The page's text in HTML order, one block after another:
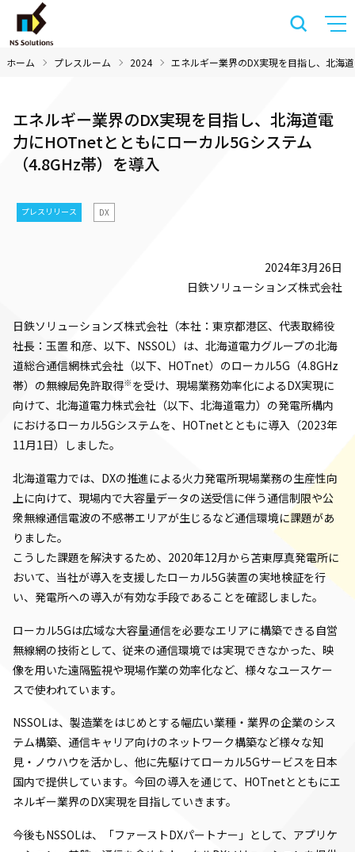
ホーム プレスルーム 2024 エネルギー業界のDX実現を目指し、北海
エネルギー業界のDX実現を目指し、北海道電
力にHOTnetとともにローカル5Gシステム
（4.8GHz帯）を導入
プレスリリース DX
2024年3月26日
日鉄ソリューションズ株式会社
日鉄ソリューションズ株式会社（本社：東京都港区、代表取締役
社長：玉置 和彦、以下、NSSOL）は、北海道電力グループの北海
道総合通信網株式会社（以下、HOTnet）のローカル5G（4.8GHz
帯）の無線局免許取得※ を受け、現場業務効率化によるDX実現に
向けて、北海道電力株式会社（以下、北海道電力）の発電所構内
におけるローカル5Gシステムを、HOTnetとともに導入（2023年
11月1日）しました。
北海道電力では、DXの推進による火力発電所現場業務の生産性向
上に向けて、現場内で大容量データの送受信に伴う通信制限や公
衆無線通信電波の不感帯エリアが生じるなど通信環境に課題があ
りました。
こうした課題を解決するため、2020年12月から苫東厚真発電所に
おいて、当社が導入を支援したローカル5G装置の実地検証を行
い、発電所への導入が有効な手段であることを確認しました。
ローカル5Gは広域な大容量通信を必要なエリアに構築できる自営
無線網の技術として、従来の通信環境では実現できなかった、映
像を用いた遠隔監視や現場作業の効率化など、様々なユースケー
スで使われています。
NSSOLは、製造業をはじめとする幅広い業種・業界の企業のシス
テム構築、通信キャリア向けのネットワーク構築など様々な知
見・ノウハウを活かし、他に先駆けてローカル5Gサービスを日本
国内で提供しています。今回の導入を通じて、HOTnetとともにエ
ネルギー業界のDX実現を目指していきます。
今後もNSSOLは、「ファーストDXパートナー」として、アプリケ